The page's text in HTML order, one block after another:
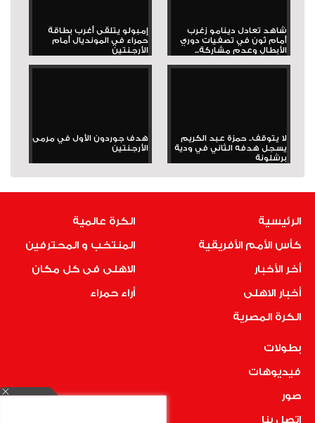
شاهد تعادل دينامو زغرب
أمام ثون في تصفيات دوري
الأبطال وعدم مشاركة...
إمبولو يتلقى أغرب بطاقة
حمراء في المونديال أمام
الأرجنتين
لا يتوقف.. حمزة عبد الكريم
يسجل هدفه الثاني في ودية
برشلونة
هدف جوردون الأول في مرمى
الأرجنتين
الرئيسية
كأس الأمم الأفريقية
أخر الأخبار
أخبار الاهلى
الكرة المصرية
الكرة عالمية
المنتخب و المحترفين
الاهلى فى كل مكان
أراء حمراء
بطولات
فيديوهات
صور
اتصل بنا